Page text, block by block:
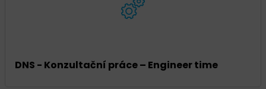
DNS - Konzultační práce – Engineer time